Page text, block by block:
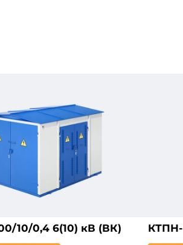
10/0,4 6(10) кВ (ВК) КТПН-